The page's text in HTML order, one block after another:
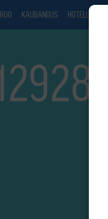
KAUBANDUS HOTELL